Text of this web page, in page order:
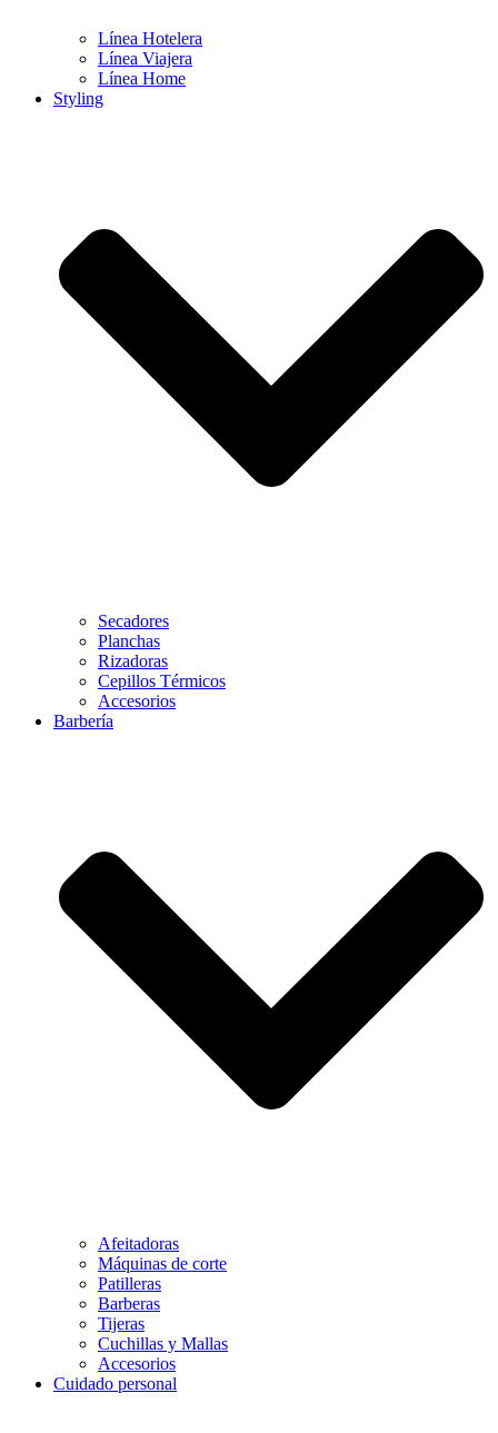
Línea Hotelera
Línea Viajera
Línea Home
Styling
Secadores
Planchas
Rizadoras
Cepillos Térmicos
Accesorios
Barbería
Afeitadoras
Máquinas de corte
Patilleras
Barberas
Tijeras
Cuchillas y Mallas
Accesorios
Cuidado personal